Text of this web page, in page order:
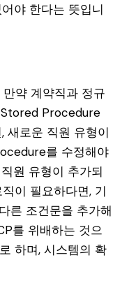
야 한다는 뜻입니
만약 계약직과 정규
Stored Procedure
새로운 직원 유형이
를 수정해야
원 유형이 추가되
이 필요하다면, 기
른 조건문을 추가해
를 위배하는 것으
하며, 시스템의 확